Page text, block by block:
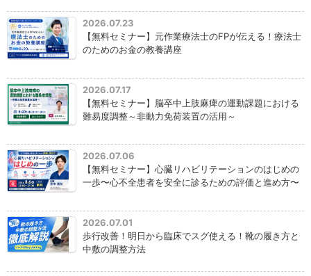
2026.07.23
【無料セミナー】元作業療法士のFPが伝える！療法士
のためのお金の教養講座
2026.07.17
【無料セミナー】脳卒中上肢麻痺の運動課題における
難易度調整～非動力免荷装置の活用～
2026.07.06
【無料セミナー】心臓リハビリテーションのはじめの
一歩〜心不全患者を安全に診るための評価と進め方〜
2026.07.01
歩行改善！明日から臨床でスグ使える！靴の履き方と
中敷の調整方法